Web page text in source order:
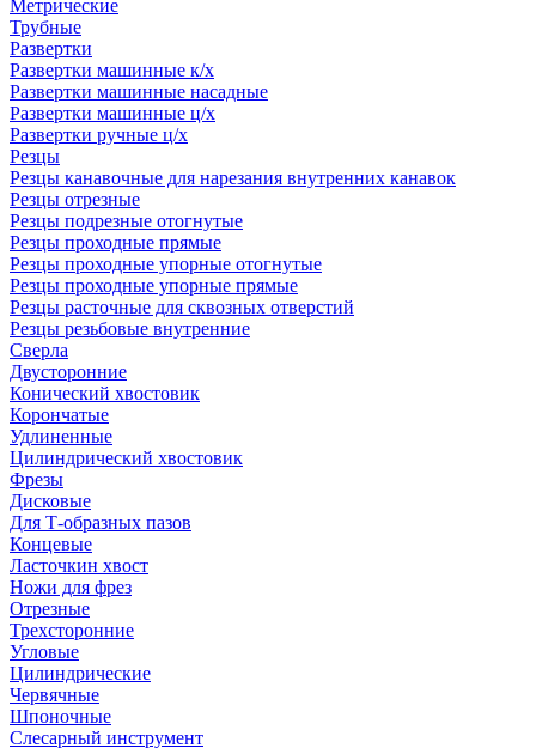
Метрические
Трубные
Развертки
Развертки машинные к/х
Развертки машинные насадные
Развертки машинные ц/х
Развертки ручные ц/х
Резцы
Резцы канавочные для нарезания внутренних канавок
Резцы отрезные
Резцы подрезные отогнутые
Резцы проходные прямые
Резцы проходные упорные отогнутые
Резцы проходные упорные прямые
Резцы расточные для сквозных отверстий
Резцы резьбовые внутренние
Сверла
Двусторонние
Конический хвостовик
Корончатые
Удлиненные
Цилиндрический хвостовик
Фрезы
Дисковые
Для Т-образных пазов
Концевые
Ласточкин хвост
Ножи для фрез
Отрезные
Трехсторонние
Угловые
Цилиндрические
Червячные
Шпоночные
Слесарный инструмент